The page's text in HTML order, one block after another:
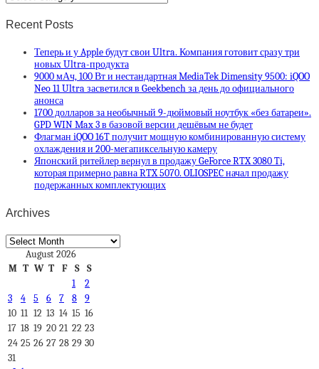
Recent Posts
Теперь и у Apple будут свои Ultra. Компания готовит сразу три
новых Ultra-продукта
9000 мАч, 100 Вт и нестандартная MediaTek Dimensity 9500: iQOO
Neo 11 Ultra засветился в Geekbench за день до официального
анонса
1700 долларов за необычный 9-дюймовый ноутбук «без батареи».
GPD WIN Max 3 в базовой версии дешёвым не будет
Флагман iQOO 16T получит мощную комбинированную систему
охлаждения и 200-мегапиксельную камеру
Японский ритейлер вернул в продажу GeForce RTX 3080 Ti,
которая примерно равна RTX 5070. OLIOSPEC начал продажу
подержанных комплектующих
Archives
Archives
August 2026
M T W T F S
S
1
2
3
4 5 6 7 8
9
10 11 12 13 14 15 16
17 18 19 20 21 22 23
24 25 26 27 28 29 30
31